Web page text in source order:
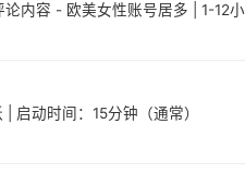
内容 - 欧美女性账号居多 | 1-12
启动时间：15分钟（通常）